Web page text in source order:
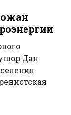
Дан